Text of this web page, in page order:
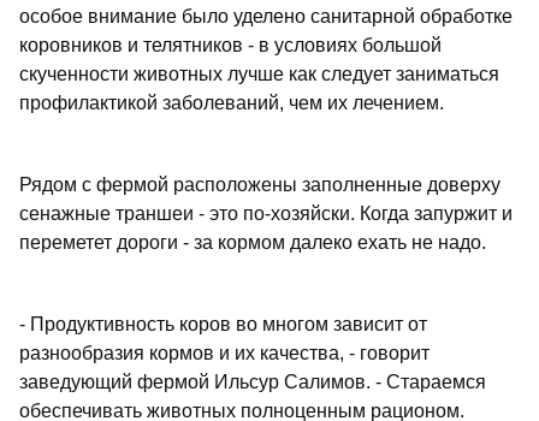
особое внимание было уделено санитарной обработке
коровников и телятников - в условиях большой
скученности животных лучше как следует заниматься
профилактикой заболеваний, чем их лечением.
Рядом с фермой расположены заполненные доверху
сенажные траншеи - это по-хозяйски. Когда запуржит и
переметет дороги - за кормом далеко ехать не надо.
- Продуктивность коров во многом зависит от
разнообразия кормов и их качества, - говорит
заведующий фермой Ильсур Салимов. - Стараемся
обеспечивать животных полноценным рационом.